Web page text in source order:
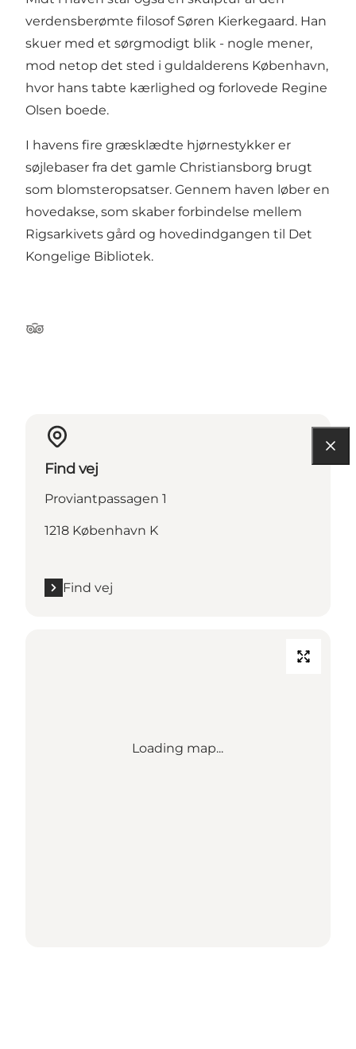
verdensberømte filosof Søren Kierkegaard. Han
skuer med et sørgmodigt blik - nogle mener,
mod netop det sted i guldalderens København,
hvor hans tabte kærlighed og forlovede Regine
Olsen boede.
I havens fire græsklædte hjørnestykker er
søjlebaser fra det gamle Christiansborg brugt
som blomsteropsatser. Gennem haven løber en
hovedakse, som skaber forbindelse mellem
Rigsarkivets gård og hovedindgangen til Det
Kongelige Bibliotek.
Tripadvisor
Find vej
Proviantpassagen 1
1218 København K
Find vej
Loading map...